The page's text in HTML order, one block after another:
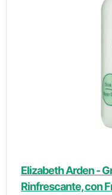
Elizabeth Arden -
Rinfrescante, con